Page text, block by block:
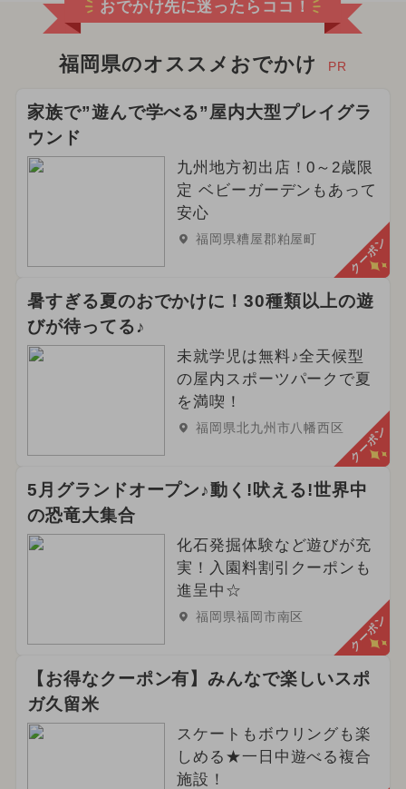
おでかけ先に迷ったらココ！
福岡県のオススメおでかけ PR
家族で”遊んで学べる”屋内大型プレイグラ
ウンド
九州地方初出店！0～2歳限
定 ベビーガーデンもあって
安心
福岡県糟屋郡粕屋町 クーポン
暑すぎる夏のおでかけに！30種類以上の遊
びが待ってる♪
未就学児は無料♪全天候型
の屋内スポーツパークで夏
を満喫！
福岡県北九州市八幡西区 クーポン
5月グランドオープン♪動く!吠える!世界中
の恐竜大集合
化石発掘体験など遊びが充
実！入園料割引クーポンも
進呈中☆
福岡県福岡市南区 クーポン
【お得なクーポン有】みんなで楽しいスポ
ガ久留米
スケートもボウリングも楽
しめる★一日中遊べる複合
施設！